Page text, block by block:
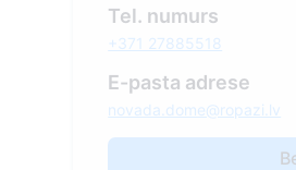
Tel. numurs
+371 27885518
E-pasta adrese
novada.dome@ropazi.lv